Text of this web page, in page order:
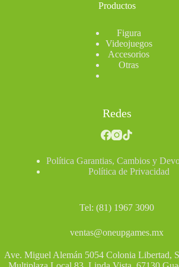
Productos
Figura
Videojuegos
Accesorios
Otras
Redes
Política Garantias, Cambios y
Política de Privacidad
Tel: (81) 1967 3090
ventas@oneupgames.mx
Ave. Miguel Alemán 5054 Colonia Libertad,